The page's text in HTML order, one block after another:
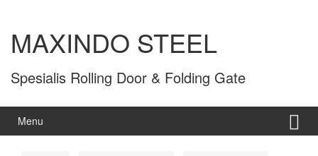
MAXINDO STEEL
Spesialis Rolling Door & Folding Gate
Menu